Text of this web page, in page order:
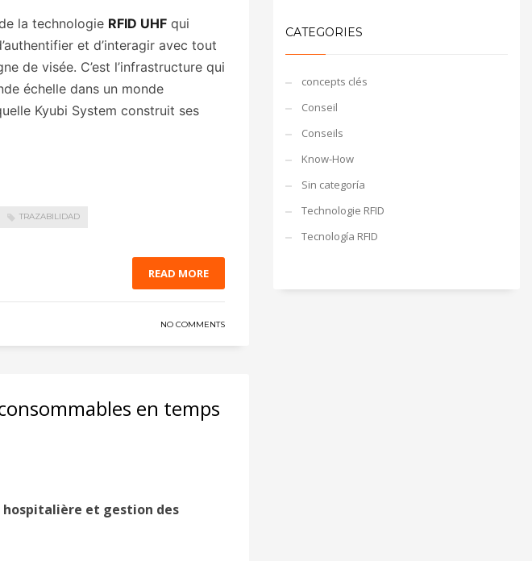
la technologie RFID UHF qui
et d’interagir avec tout
de visée. C’est l’infrastructure qui
échelle dans un monde
Kyubi System construit ses
TRAZABILIDAD
READ MORE
NO COMMENTS
en temps
et gestion des
CATEGORIES
concepts clés
Conseil
Conseils
Know-How
Sin categoría
Technologie RFID
Tecnología RFID